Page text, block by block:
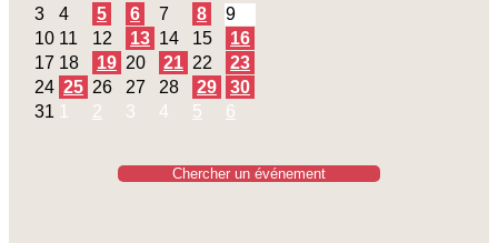
3
4 5 6 7 8
9
10 11 12 13 14 15
16
17 18 19 20 21 22
23
24 25 26 27 28 29
30
31 1 2 3 4 5 6
Chercher un événement